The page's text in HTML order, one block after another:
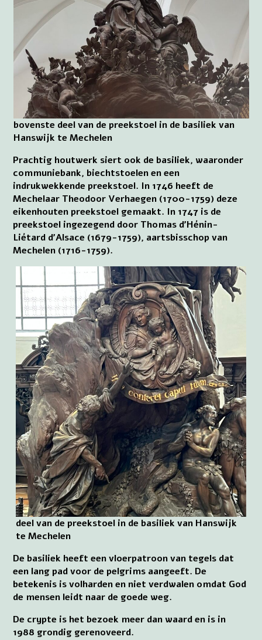
bovenste deel van de preekstoel in de basiliek van
Hanswijk te Mechelen
Prachtig houtwerk siert ook de basiliek, waaronder
communiebank, biechtstoelen en een
indrukwekkende preekstoel. In 1746 heeft de
Mechelaar Theodoor Verhaegen (1700-1759) deze
eikenhouten preekstoel gemaakt. In 1747 is de
preekstoel ingezegend door Thomas d’Hénin-
Liétard d’Alsace (1679-1759), aartsbisschop van
Mechelen (1716-1759).
deel van de preekstoel in de basiliek van Hanswijk
te Mechelen
De basiliek heeft een vloerpatroon van tegels dat
een lang pad voor de pelgrims aangeeft. De
betekenis is volharden en niet verdwalen omdat God
de mensen leidt naar de goede weg.
De crypte is het bezoek meer dan waard en is in
1988 grondig gerenoveerd.